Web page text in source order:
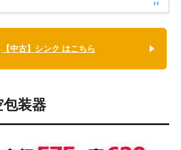
【中古】シンク はこちら
装器